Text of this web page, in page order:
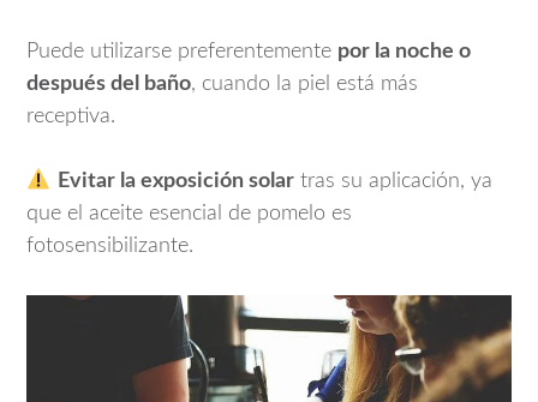
Puede utilizarse preferentemente por la noche o
después del baño, cuando la piel está más
receptiva.
Evitar la exposición solartras su aplicación, ya
que el aceite esencial de pomelo es
fotosensibilizante.